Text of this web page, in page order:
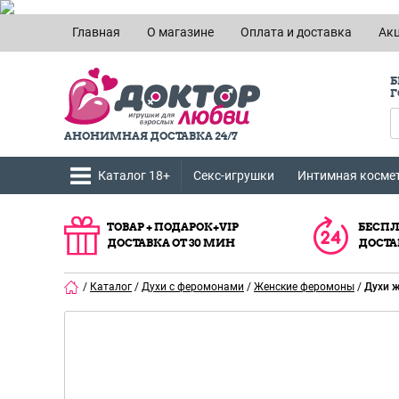
Главная О магазине Оплата и доставка
АНОНИМНАЯ ДОСТАВКА 24/7
Каталог 18+ Секс-игрушки Интимная
ТОВАР + ПОДАРОК+VIP
ДОСТАВКА ОТ 30 МИН
/ Каталог / Духи с феромонами / Женские феромоны / Духи